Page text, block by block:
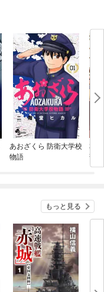
あおざくら 防衛大学校
物語
本
部
もっと見る